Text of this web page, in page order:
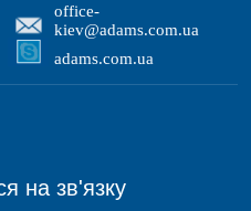
office-
kiev@adams.com.ua
adams.com.ua
на зв'язку